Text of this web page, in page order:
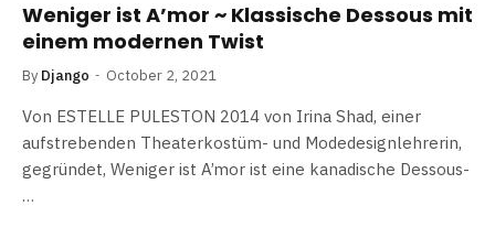
Weniger ist A’mor ~ Klassische Dessous mit
einem modernen Twist
By Django October 2, 2021
Von ESTELLE PULESTON 2014 von Irina Shad, einer
aufstrebenden Theaterkostüm- und Modedesignlehrerin,
gegründet, Weniger ist A’mor ist eine kanadische Dessous-
…